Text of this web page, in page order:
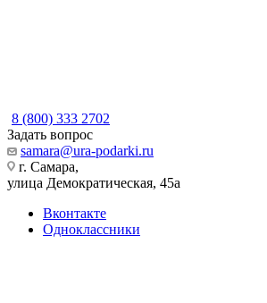
8 (800) 333 2702
Задать вопрос
samara@ura-podarki.ru
г. Самара,
улица Демократическая, 45а
Вконтакте
Одноклассники